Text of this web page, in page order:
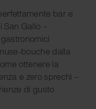
bar e
San Gallo –
bouche dalla
ottenere la
e zero sprechi –
di gusto